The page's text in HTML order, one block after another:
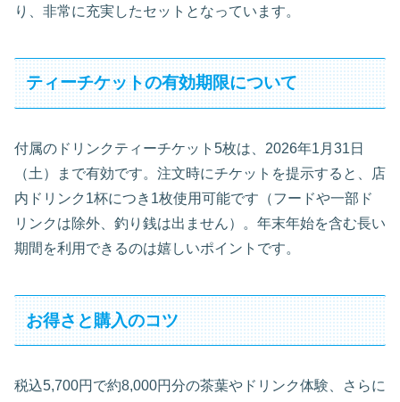
り、非常に充実したセットとなっています。
ティーチケットの有効期限について
付属のドリンクティーチケット5枚は、2026年1月31日
（土）まで有効です。注文時にチケットを提示すると、店
内ドリンク1杯につき1枚使用可能です（フードや一部ド
リンクは除外、釣り銭は出ません）。年末年始を含む長い
期間を利用できるのは嬉しいポイントです。
お得さと購入のコツ
税込5,700円で約8,000円分の茶葉やドリンク体験、さらに